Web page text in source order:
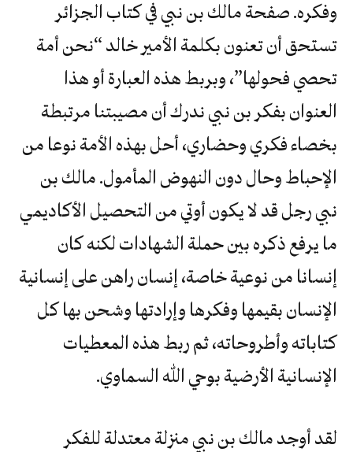
وفكره. صفحة مالك بن نبي في كتاب الجزائر
تستحق أن تعنون بكلمة الأمير خالد “نحن أمة
تحصي فحولها”، وبربط هذه العبارة أو هذا
العنوان بفكر بن نبي ندرك أن مصيبتنا مرتبطة
بخصاء فكري وحضاري، أحل بهذه الأمة نوعا من
الإحباط وحال دون النهوض المأمول. مالك بن
نبي رجل قد لا يكون أوتي من التحصيل الأكاديمي
ما يرفع ذكره بين حملة الشهادات لكنه كان
إنسانا من نوعية خاصة، إنسان راهن على إنسانية
الإنسان بقيمها وفكرها وإرادتها وشحن بها كل
كتاباته وأطروحاته، ثم ربط هذه المعطيات
الإنسانية الأرضية بوحي الله السماوي.
لقد أوجد مالك بن نبي منزلة معتدلة للفكر